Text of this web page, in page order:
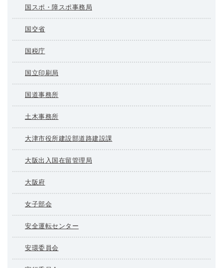
国スポ・障スポ事務局
国交省
国税庁
国立印刷局
国道事務所
土木事務所
大津市役所建設部道路建設課
大阪出入国在留管理局
大阪府
女子部会
安全運転センター
安環委員会